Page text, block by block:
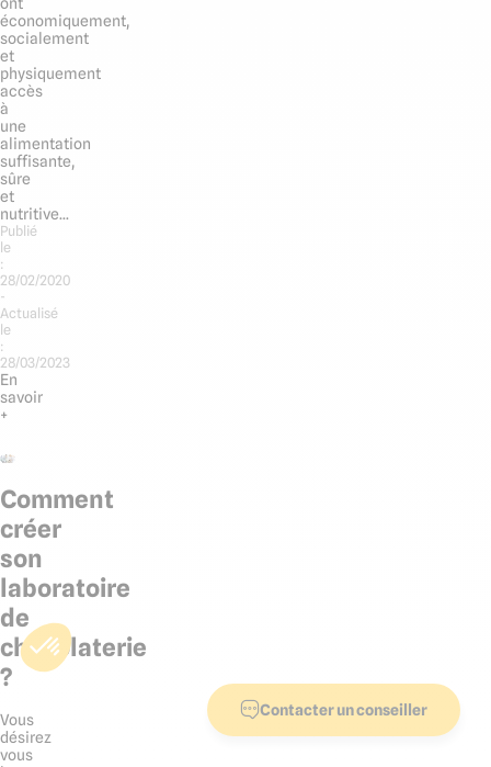
Contacter un conseiller
économiquement,
socialement
et
physiquement
accès
à
une
alimentation
suffisante,
sûre
et
nutritive...
Publié
le
:
28/02/2020
-
Actualisé
le
:
28/03/2023
En
savoir
+
Comment
créer
son
laboratoire
de
chocolaterie
?
Vous
désirez
vous